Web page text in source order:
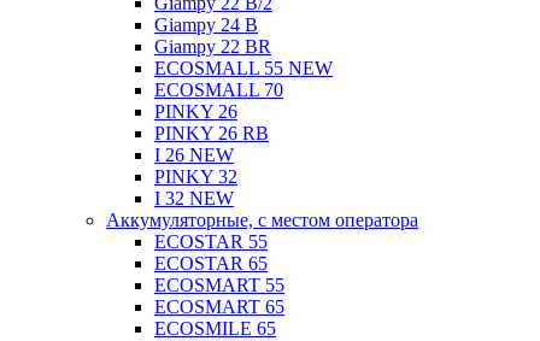
Giampy 24 B
Giampy 22 BR
ECOSMALL 55 NEW
ECOSMALL 70
PINKY 26
PINKY 26 RB
I 26 NEW
PINKY 32
I 32 NEW
Аккумуляторные, с местом оператора
ECOSTAR 55
ECOSTAR 65
ECOSMART 55
ECOSMART 65
ECOSMILE 65